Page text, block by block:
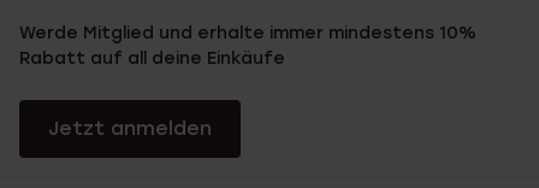
Werde Mitglied und erhalte immer mindestens 10%
Rabatt auf all deine Einkäufe
Jetzt anmelden